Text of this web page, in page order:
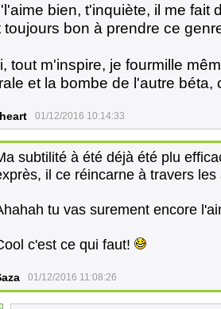
bien, t'inquiète, il me fait
toujours bon à prendre ce
tout m'inspire, je fourmille
et la bombe de l'autre béta,
01/12/2016 10:14:33
subtilité à été déjà été plu
il ce réincarne à travers les
tu vas surement encore
c'est ce qui faut!
01/12/2016 11:08:26